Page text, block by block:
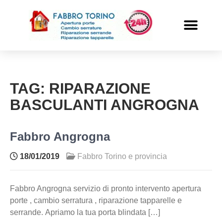
TAG: RIPARAZIONE
BASCULANTI ANGROGNA
Fabbro Angrogna
18/01/2019 Fabbro Torino e provincia
Fabbro Angrogna servizio di pronto intervento apertura
porte , cambio serratura , riparazione tapparelle e
serrande. Apriamo la tua porta blindata […]